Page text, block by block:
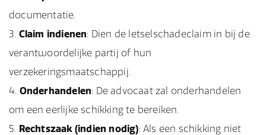
documentatie.
Claim indienen: Dien de letselschadeclaim in bij de
verantwoordelijke partij of hun
verzekeringsmaatschappij.
Onderhandelen: De advocaat zal onderhandelen
om een eerlijke schikking te bereiken.
Rechtszaak (indien nodig): Als een schikking niet